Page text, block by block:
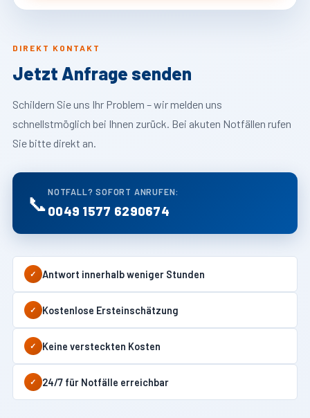
DIREKT KONTAKT
Jetzt Anfrage senden
Schildern Sie uns Ihr Problem – wir melden uns
schnellstmöglich bei Ihnen zurück. Bei akuten Notfällen rufen
Sie bitte direkt an.
📞 NOTFALL? SOFORT ANRUFEN:
0049 1577 6290674
✓ Antwort innerhalb weniger Stunden
✓ Kostenlose Ersteinschätzung
✓ Keine versteckten Kosten
✓ 24/7 für Notfälle erreichbar